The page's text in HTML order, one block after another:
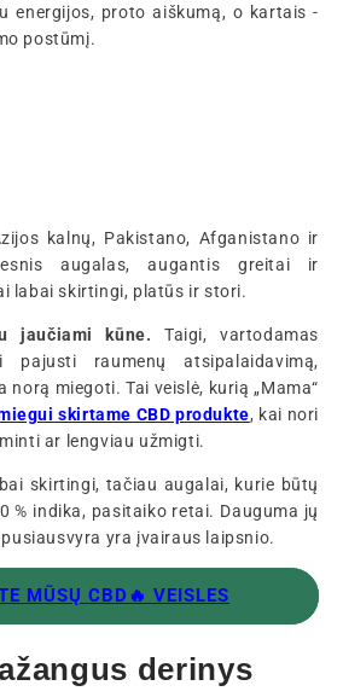
energijos, proto aiškumą, o kartais -
postūmį.
kalnų, Pakistano, Afganistano ir
augalas, augantis greitai ir
labai skirtingi, platūs ir stori.
jaučiami kūne. Taigi, vartodamas
pajusti raumenų atsipalaidavimą,
norą miegoti. Tai veislė, kurią „Mama“
skirtame CBD produkte, kai nori
ar lengviau užmigti.
skirtingi, tačiau augalai, kurie būtų
% indika, pasitaiko retai. Dauguma jų
yra įvairaus laipsnio.
MŪSŲ CBD🔥 VEISLES
derinys